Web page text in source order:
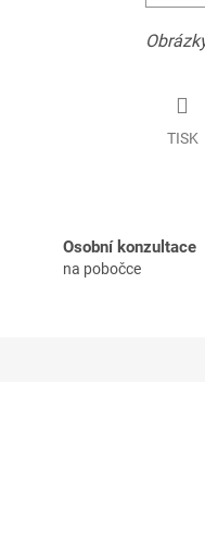
TISK
Osobní konzultace
na pobočce